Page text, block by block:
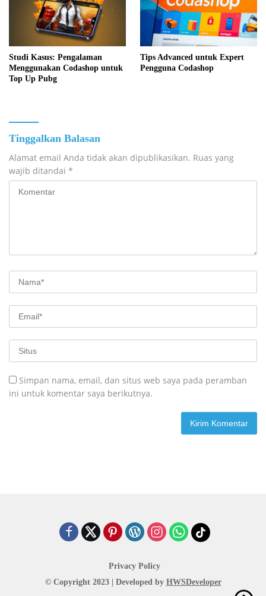
Studi Kasus: Pengalaman
Menggunakan Codashop untuk
Top Up Pubg
Tips Advanced untuk Expert
Pengguna Codashop
Tinggalkan Balasan
Alamat email Anda tidak akan dipublikasikan. Ruas yang
wajib ditandai *
Simpan nama, email, dan situs web saya pada peramban
ini untuk komentar saya berikutnya.
Privacy Policy
© Copyright 2023 | Developed by HWSDeveloper